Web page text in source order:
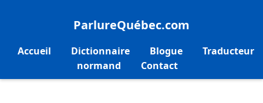
ParlureQuébec.com
Accueil Dictionnaire Blogue
Traducteur
normand
Contact